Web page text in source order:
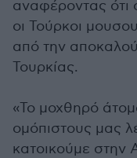
αναφέροντας ότι
οι Τούρκοι
από την
Τουρκίας.
«Το μοχθηρό
ομόπιστους μας
κατοικούμε στην